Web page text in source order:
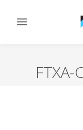
Afficher/masquer